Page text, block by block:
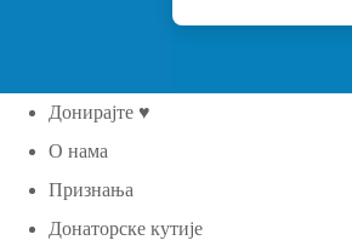
Донирајте ♥
О нама
Признања
Донаторске кутије